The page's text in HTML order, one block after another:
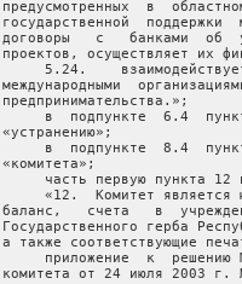
предусмотренных  в
государственной
договоры   с   банками  об
проектов, осуществляет их
5.24.
международными
предпринимательства.»;
в  подпункте  6.4
«устранению»;
в  подпункте  8.4
«комитета»;
часть первую пункта 12
«12.  Комитет является
баланс,   счета   в
Государственного герба
а также соответствующие
приложение  к  решению
комитета от 24 июля 2003 г.